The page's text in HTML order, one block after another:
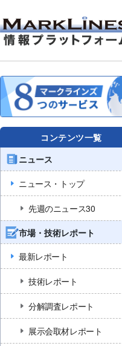
コンテンツ一覧
ニュース
ニュース・トップ
先週のニュース30
市場・技術レポート
最新レポート
技術レポート
分解調査レポート
展示会取材レポート